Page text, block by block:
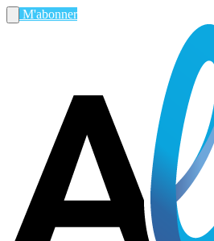
M'abonner